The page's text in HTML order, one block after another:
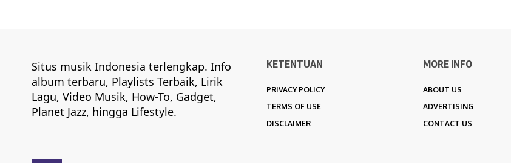
Situs musik Indonesia terlengkap. Info
album terbaru, Playlists Terbaik, Lirik
Lagu, Video Musik, How-To, Gadget,
Planet Jazz, hingga Lifestyle.
KETENTUAN
PRIVACY POLICY
TERMS OF USE
DISCLAIMER
MORE INFO
ABOUT US
ADVERTISING
CONTACT US